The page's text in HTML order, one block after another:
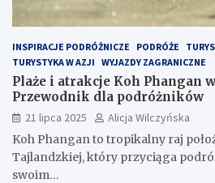
INSPIRACJE PODRÓŻNICZE PODRÓŻE
TURYSTYKA W AZJI WYJAZDY ZAGRANICZNE
Plaże i atrakcje Koh Phangan
Przewodnik dla podróżników
21 lipca 2025
Alicja Wilczyńska
Koh Phangan to tropikalny raj
Tajlandzkiej, który przyciąga
swoim…